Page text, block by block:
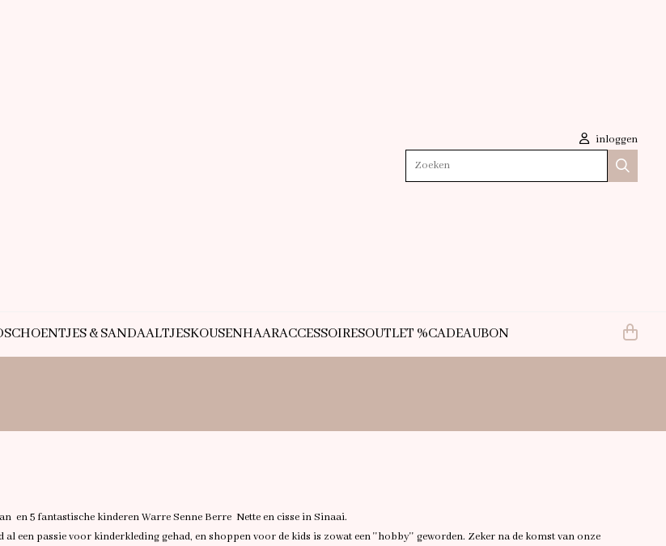
inloggen
Zoeken
SCHOENTJES & SANDAALTJESKOUSENHAARACCESSOIRESOUTLET %CADEAUBON
5 fantastische kinderen Warre Senne Berre Nette en cisse in Sinaai.
een passie voor kinderkleding gehad, en shoppen voor de kids is zowat een ''hobby'' geworden. Zeker na de komst van onze